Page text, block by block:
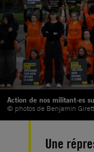
Action de nos militant·es
© photos de Benjamin
Une